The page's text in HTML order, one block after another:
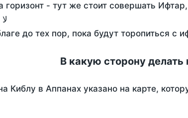
горизонт - тут же стоит совершать
до тех пор, пока будут торопиться
В какую сторону делать
Киблу в Аппанах указано на карте,